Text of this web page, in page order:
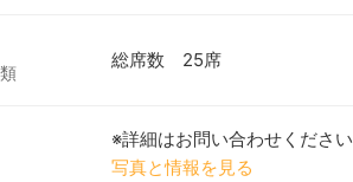
総席数 25席
※詳細はお問い合わせください
写真と情報を見る